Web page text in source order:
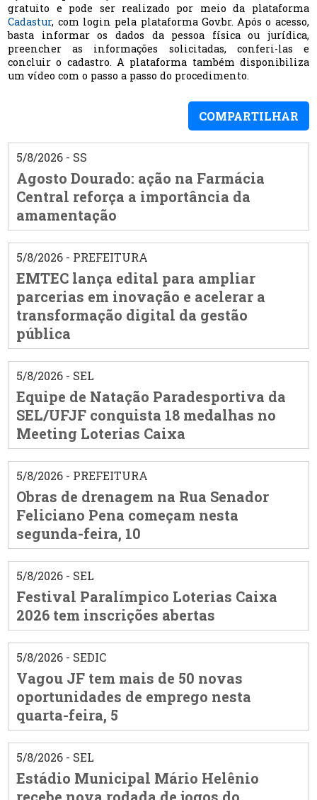
gratuito e pode ser realizado por meio da plataforma
Cadastur, com login pela plataforma Gov.br. Após o acesso,
basta informar os dados da pessoa física ou jurídica,
preencher as informações solicitadas, conferi-las e
concluir o cadastro. A plataforma também disponibiliza
um vídeo com o passo a passo do procedimento.
COMPARTILHAR
5/8/2026 - SS
Agosto Dourado: ação na Farmácia
Central reforça a importância da
amamentação
5/8/2026 - PREFEITURA
EMTEC lança edital para ampliar
parcerias em inovação e acelerar a
transformação digital da gestão
pública
5/8/2026 - SEL
Equipe de Natação Paradesportiva da
SEL/UFJF conquista 18 medalhas no
Meeting Loterias Caixa
5/8/2026 - PREFEITURA
Obras de drenagem na Rua Senador
Feliciano Pena começam nesta
segunda-feira, 10
5/8/2026 - SEL
Festival Paralímpico Loterias Caixa
2026 tem inscrições abertas
5/8/2026 - SEDIC
Vagou JF tem mais de 50 novas
oportunidades de emprego nesta
quarta-feira, 5
5/8/2026 - SEL
Estádio Municipal Mário Helênio
recebe nova rodada de jogos do